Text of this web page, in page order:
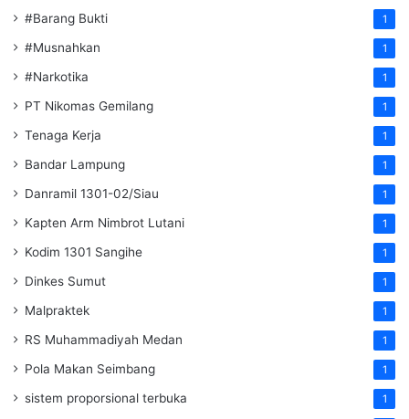
#Barang Bukti 1
#Musnahkan 1
#Narkotika 1
PT Nikomas Gemilang 1
Tenaga Kerja 1
Bandar Lampung 1
Danramil 1301-02/Siau 1
Kapten Arm Nimbrot Lutani 1
Kodim 1301 Sangihe 1
Dinkes Sumut 1
Malpraktek 1
RS Muhammadiyah Medan 1
Pola Makan Seimbang 1
sistem proporsional terbuka 1